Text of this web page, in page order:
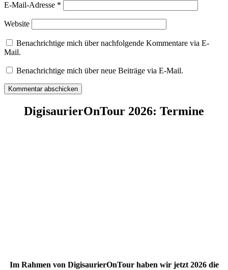
E-Mail-Adresse *
Website
Benachrichtige mich über nachfolgende Kommentare via E-
Mail.
Benachrichtige mich über neue Beiträge via E-Mail.
DigisaurierOnTour 2026: Termine
Im Rahmen von DigisaurierOnTour haben wir jetzt 2026 die